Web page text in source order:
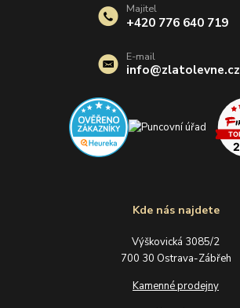
Kde nás najdete
Výškovická 3085/2
700 30 Ostrava-Zábřeh
Kamenné prodejny
Majitel
+420 776 640 719
E-mail
info@zlatolevne.cz